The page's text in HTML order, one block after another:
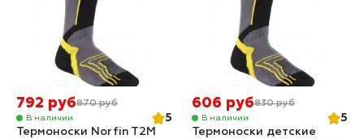
792 руб870 руб
В наличии
5
Термоноски Norfin T2M
606 руб830 руб
В наличии
5
Термоноски детские